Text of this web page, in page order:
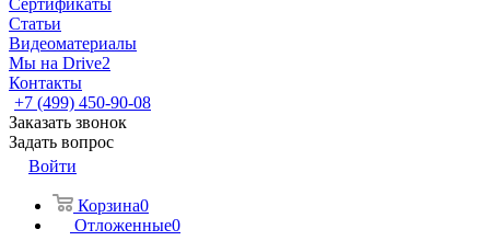
Сертификаты
Статьи
Видеоматериалы
Мы на Drive2
Контакты
+7 (499) 450-90-08
Заказать звонок
Задать вопрос
Войти
Корзина0
Отложенные0